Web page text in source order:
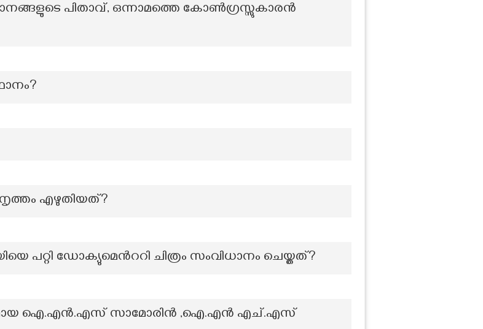
പിതാവ്, ഒന്നാമത്തെ കോണ്‍ഗ്രസ്സുകാരന്‍
എഴുതിയത്?
പറ്റി ഡോക്യുമെൻററി ചിത്രം സംവിധാനം ചെയ്തത്?
ഐ.എൻ.എസ് സാമോരിൻ ,ഐ.എൻ എച്.എസ്